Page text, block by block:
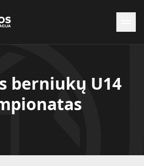
berniukų U14